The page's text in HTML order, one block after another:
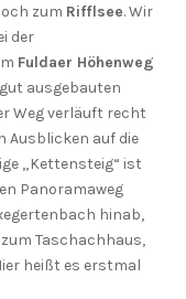
zum Rifflsee. Wir
der
Fuldaer Höhenweg
ausgebauten
Weg verläuft recht
Ausblicken auf die
„Kettensteig“ ist
Panoramaweg
hinab,
Taschachhaus,
heißt es erstmal